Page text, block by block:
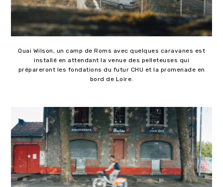
Quai Wilson, un camp de Roms avec quelques caravanes est
installé en attendant la venue des pelleteuses qui
prépareront les fondations du futur CHU et la promenade en
bord de Loire.